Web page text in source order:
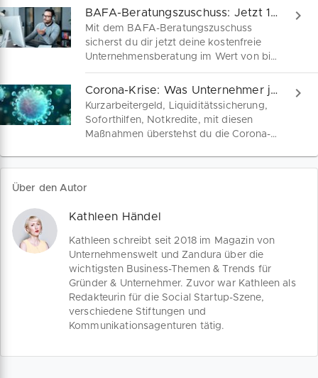
COVID-19. Hier würde nach Auffassung
vieler Versicherer das Moment einer
"Gefahrerhöhung" gelten. Was bedeutet
das genau? Ist diese Ablehnung einer
BAFA-Beratungszuschuss: Jetzt 100% Zuschuss sichern
Mit dem BAFA-Beratungszuschuss
sicherst du dir jetzt deine kostenfreie
Unternehmensberatung im Wert von bis
zu 4000 EUR. Einzelunternehmer, KMU
und Freiberufler, die von den
Auswirkungen der Corona-Krise
betroffen sind, können ab sofort einen
Förderantrag stellen. Wir unterstützen
Antragstellung bis Beratungsgespräch.
Corona-Krise: Was Unternehmer jetzt wissen müssen
Kurzarbeitergeld, Liquiditätssicherung,
Soforthilfen, Notkredite, mit diesen
Maßnahmen überstehst du die Corona-
zusammengefasst.
Über den Autor
Kathleen Händel
Kathleen schreibt seit 2018 im Magazin von
Unternehmenswelt und Zandura über die
wichtigsten Business-Themen & Trends für
Gründer & Unternehmer. Zuvor war Kathleen als
Redakteurin für die Social Startup-Szene,
verschiedene Stiftungen und
Kommunikationsagenturen tätig.